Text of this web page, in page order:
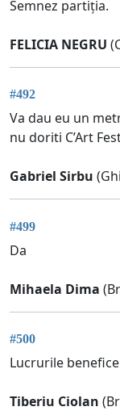
Semnez partiția.
FELICIA NEGRU
#492
Va dau eu un
nu doriti C’Art
Gabriel Sirbu
#499
Da
Mihaela Dima
#500
Lucrurile
Tiberiu Ciolan